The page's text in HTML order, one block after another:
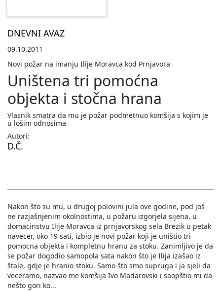
DNEVNI AVAZ
09.10.2011
Novi požar na imanju Ilije Moravca kod Prnjavora
Uništena tri pomoćna
objekta i stočna hrana
Vlasnik smatra da mu je požar podmetnuo komšija s kojim je
u lošim odnosima
Autori:
D.Č.
Nakon što su mu, u drugoj polovini jula ove godine, pod još
ne razjašnjenim okolnostima, u požaru izgorjela sijena, u
domacinstvu Ilije Moravca iz prnjavorskog sela Brezik u petak
navecer, oko 19 sati, izbio je novi požar koji je uništio tri
pomocna objekta i kompletnu hranu za stoku. Zanimljivo je da
se požar dogodio samopola sata nakon što je Ilija izašao iz
štale, gdje je hranio stoku. Samo što smo supruga i ja sjeli da
veceramo, nazvao me komšija Ivo Madarovski i saopštio mi da
nešto gori ko...